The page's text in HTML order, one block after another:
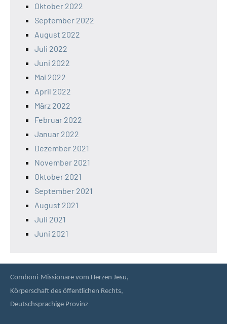
Oktober 2022
September 2022
August 2022
Juli 2022
Juni 2022
Mai 2022
April 2022
März 2022
Februar 2022
Januar 2022
Dezember 2021
November 2021
Oktober 2021
September 2021
August 2021
Juli 2021
Juni 2021
Comboni-Missionare vom Herzen Jesu,
Körperschaft des öffentlichen Rechts,
Deutschsprachige Provinz